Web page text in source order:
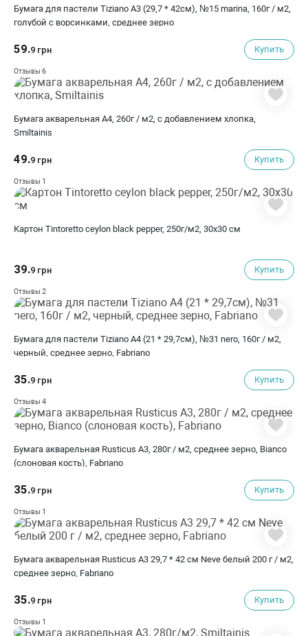
Бумага для пастели Tiziano A3 (29,7 * 42см), №15 marina, 160г / м2,
голубой с ворсинками, среднее зерно
59.9 грн Купить
Отзывы 6
Бумага акварельная А4, 260г / м2, с добавлением хлопка,
Smiltainis
49.9 грн Купить
Отзывы 1
Картон Tintoretto ceylon black pepper, 250г/м2, 30х30 см
39.9 грн Купить
Отзывы 2
Бумага для пастели Tiziano A4 (21 * 29,7см), №31 nero, 160г / м2,
черный, среднее зерно, Fabriano
35.9 грн Купить
Отзывы 4
Бумага акварельная Rusticus A3, 280г / м2, среднее зерно, Bianco
(слоновая кость), Fabriano
35.9 грн Купить
Отзывы 1
Бумага акварельная Rusticus A3 29,7 * 42 см Neve белый 200 г / м2,
среднее зерно, Fabriano
35.9 грн Купить
Отзывы 1